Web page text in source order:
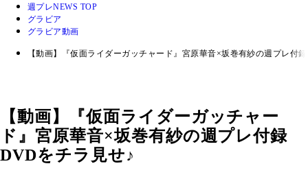
週プレNEWS TOP
グラビア
グラビア動画
【動画】『仮面ライダーガッチャード』宮原華音×坂巻有紗の週プレ付
【動画】『仮面ライダーガッチャー
ド』宮原華音×坂巻有紗の週プレ付録
DVDをチラ見せ♪